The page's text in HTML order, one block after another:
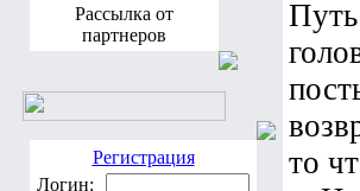
Рассылка от
партнеров
Регистрация
Логин:
то